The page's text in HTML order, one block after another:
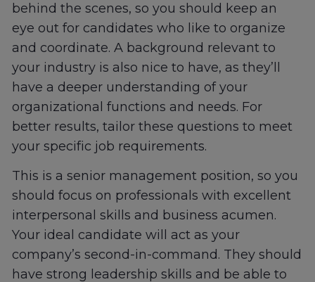
behind the scenes, so you should keep an
eye out for candidates who like to organize
and coordinate. A background relevant to
your industry is also nice to have, as they’ll
have a deeper understanding of your
organizational functions and needs. For
better results, tailor these questions to meet
your specific job requirements.
This is a senior management position, so you
should focus on professionals with excellent
interpersonal skills and business acumen.
Your ideal candidate will act as your
company’s second-in-command. They should
have strong leadership skills and be able to